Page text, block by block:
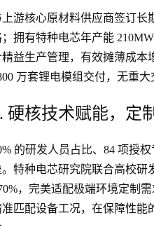
上游核心原材料供应商签订长
；拥有特种电芯年产能
精益生产管理，有效摊薄成本
万套锂电模组交付，无重
硬核技术赋能，定
的研发人员占比、84 项授
。特种电芯研究院联合高校
，完美适配极端环境定制
准匹配设备工况，在保障性能